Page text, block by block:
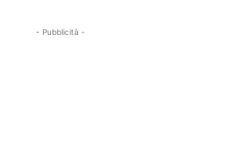
- Pubblicità -